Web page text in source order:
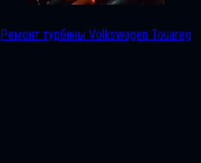
Ремонт турбины Volkswagen Touareg